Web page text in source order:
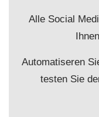
Alle Social
Automatiseren
testen Sie